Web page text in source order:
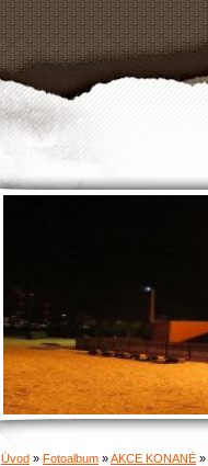
Úvod » Fotoalbum »AKCE KONANÉ »